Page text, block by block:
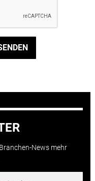
News mehr